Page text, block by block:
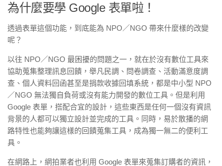
為什麼要學 Google 表單啦！
透過表單這個功能，到底能為 NPO／NGO 帶來什麼樣的改變
呢？
以往 NPO／NGO 最困擾的問題之一，就在於沒有數位工具來
協助蒐集整理訊息回饋，舉凡民調、問卷調查、活動滿意度調
查、個人資料回函甚至是捐款收據回填系統，都是中小型 NPO
／NGO 無法獨自負荷或沒有能力開發的數位工具。但是利用
Google 表單，搭配合宜的設計，這些東西是任何一個沒有資訊
背景的人都可以獨立設計並完成的工具。同時，易於散播的網
路特性也能夠讓這樣的回饋蒐集工具，成為獨一無二的便利工
具。
在網路上，網拍業者也利用 Google 表單來蒐集訂購者的資訊，